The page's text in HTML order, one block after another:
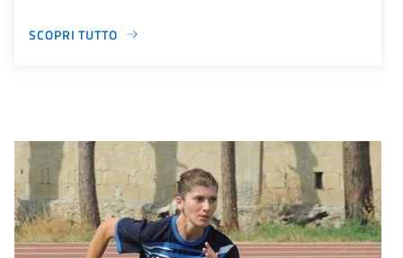
SCOPRI TUTTO